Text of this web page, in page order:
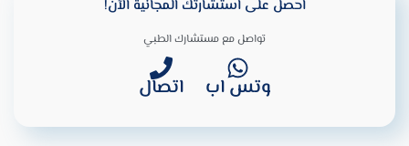
احصل على استشارتك المجانية الآن!
تواصل مع مستشارك الطبي
وتس اب اتصال